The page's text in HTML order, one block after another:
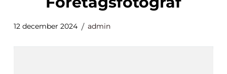
12 december 2024 admin